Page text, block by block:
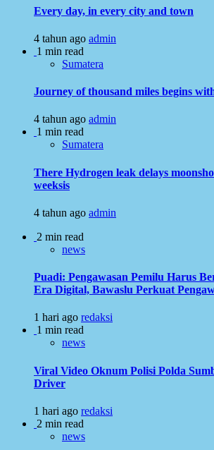
Every day, in every city and town
4 tahun ago admin
1 min read
Sumatera
Journey of thousand miles begins
4 tahun ago admin
1 min read
Sumatera
There Hydrogen leak delays
weeksis
4 tahun ago admin
2 min read
news
Puadi: Pengawasan Pemilu Harus
Era Digital, Bawaslu Perkuat
1 hari ago redaksi
1 min read
news
Viral Video Oknum Polisi Polda
Driver
1 hari ago redaksi
2 min read
news